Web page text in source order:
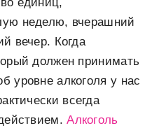
единиц,
неделю, вчерашний
вечер. Когда
должен принимать
уровне алкоголя у нас
всегда
Алкоголь